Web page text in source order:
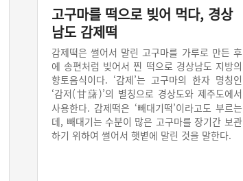
고구마를 떡으로 빚어 먹다, 경상
남도 감제떡
감제떡은 썰어서 말린 고구마를 가루로 만든 후
에 송편처럼 빚어서 찐 떡으로 경상남도 지방의
향토음식이다. ‘감제’는 고구마의 한자 명칭인
‘감저(甘藷)’의 별칭으로 경상도와 제주도에서
사용한다. 감제떡은 ‘빼대기떡’이라고도 부르는
데, 빼대기는 수분이 많은 고구마를 장기간 보관
하기 위하여 썰어서 햇볕에 말린 것을 말한다.